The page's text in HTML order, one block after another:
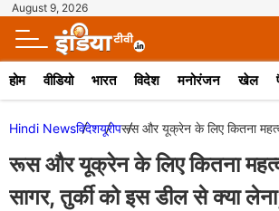
August 9, 2026
होम वीडियो भारत विदेश मनोरंजन खेल
Hindi Newsविदेशयूरोपरूस और यूक्रेन के लिए कितना
रूस और यूक्रेन के लिए कितना
सागर, तुर्की को इस डील से क्या